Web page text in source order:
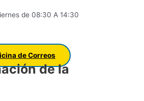
de 08:30 A 14:30
de Correos
de la